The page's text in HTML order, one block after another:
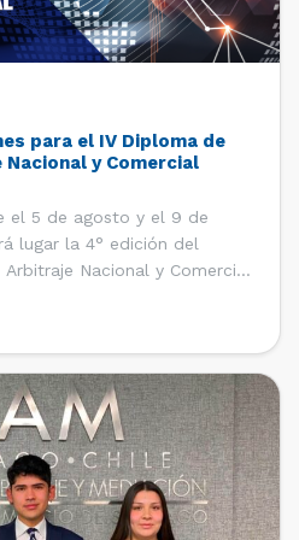
para el IV Diploma de
y Comercial
el 5 de agosto y el 9 de
lugar la 4° edición del
Nacional y Comercial
la Facultad de Derecho de la